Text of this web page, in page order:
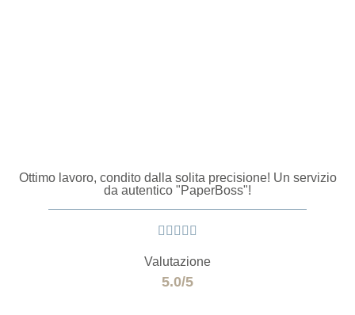
Ottimo lavoro, condito dalla solita precisione! Un servizio
da autentico "PaperBoss"!
    
Valutazione
5.0/5